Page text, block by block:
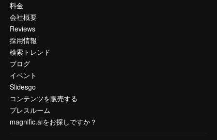
料金
会社概要
Reviews
採用情報
検索トレンド
ブログ
イベント
Slidesgo
コンテンツを販売する
プレスルーム
magnific.aiをお探しですか？